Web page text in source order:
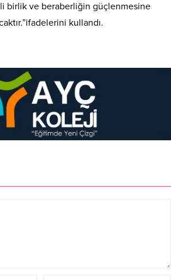
birlik ve beraberliğin güçlenmesine
kullandı.